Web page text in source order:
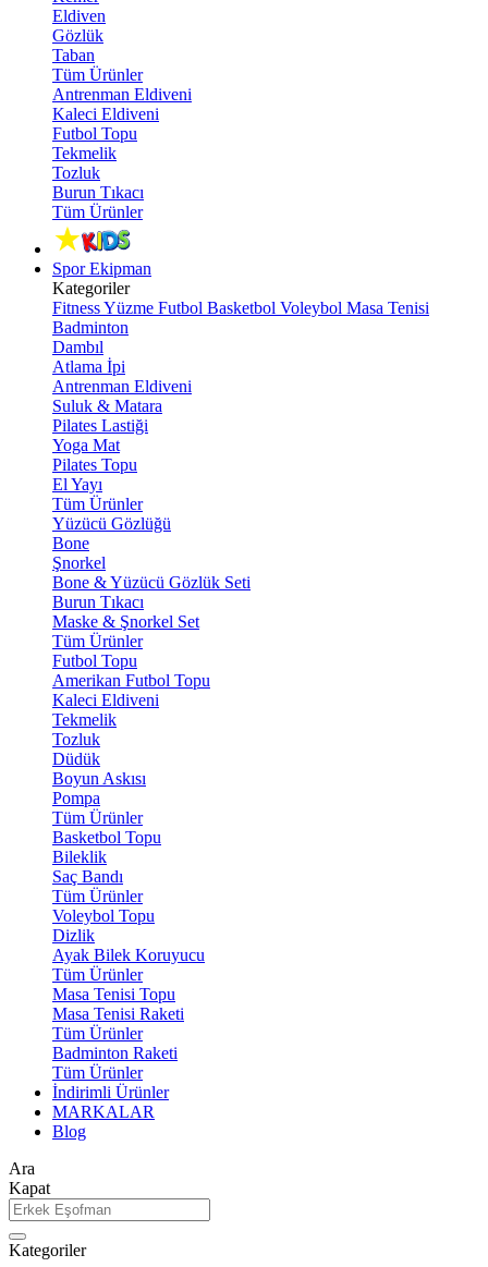
Eldiven
Gözlük
Taban
Tüm Ürünler
Antrenman Eldiveni
Kaleci Eldiveni
Futbol Topu
Tekmelik
Tozluk
Burun Tıkacı
Tüm Ürünler
Spor Ekipman
Kategoriler
FitnessYüzme Futbol Basketbol Voleybol Masa Tenisi
Badminton
Dambıl
Atlama İpi
Antrenman Eldiveni
Suluk & Matara
Pilates Lastiği
Yoga Mat
Pilates Topu
El Yayı
Tüm Ürünler
Yüzücü Gözlüğü
Bone
Şnorkel
Bone & Yüzücü Gözlük Seti
Burun Tıkacı
Maske & Şnorkel Set
Tüm Ürünler
Futbol Topu
Amerikan Futbol Topu
Kaleci Eldiveni
Tekmelik
Tozluk
Düdük
Boyun Askısı
Pompa
Tüm Ürünler
Basketbol Topu
Bileklik
Saç Bandı
Tüm Ürünler
Voleybol Topu
Dizlik
Ayak Bilek Koruyucu
Tüm Ürünler
Masa Tenisi Topu
Masa Tenisi Raketi
Tüm Ürünler
Badminton Raketi
Tüm Ürünler
İndirimli Ürünler
MARKALAR
Blog
Ara
Kapat
Kategoriler